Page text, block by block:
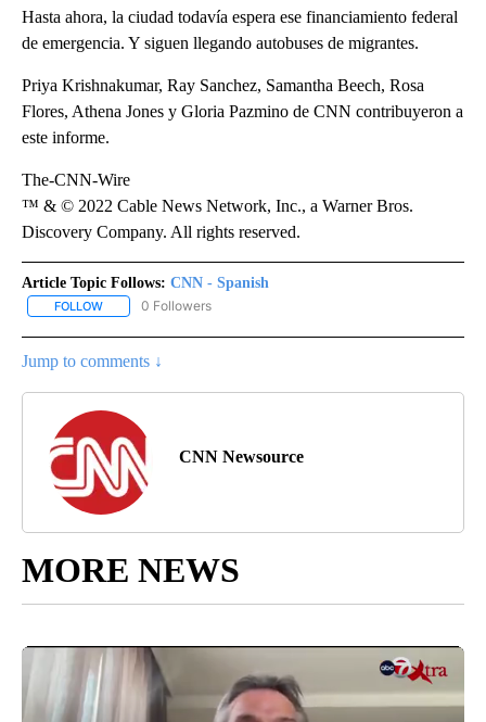
Hasta ahora, la ciudad todavía espera ese financiamiento federal
de emergencia. Y siguen llegando autobuses de migrantes.
Priya Krishnakumar, Ray Sanchez, Samantha Beech, Rosa
Flores, Athena Jones y Gloria Pazmino de CNN contribuyeron a
este informe.
The-CNN-Wire
™ & © 2022 Cable News Network, Inc., a Warner Bros.
Discovery Company. All rights reserved.
Article Topic Follows: CNN - Spanish
FOLLOW FOLLOW "CNN - SPANISH" TO RECEIVE NOTIFICATIONS ABOUT
0 Followers
Jump to comments ↓
CNN Newsource
MORE NEWS